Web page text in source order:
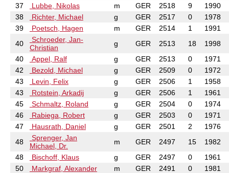
37
Lubbe, Nikolas m GER 2518 9
1990
38
Richter, Michael g GER 2517 0
1978
39
Poetsch, Hagen m GER 2514 1
1991
40
Schroeder, Jan-
Christian
g GER 2513 18
1998
40
Appel, Ralf g GER 2513 0
1971
42
Bezold, Michael g GER 2509 0
1972
43
Levin, Felix g GER 2506 1
1958
43
Rotstein, Arkadij g GER 2506 1
1961
45
Schmaltz, Roland g GER 2504 0
1974
46
Rabiega, Robert g GER 2503 0
1971
47
Hausrath, Daniel g GER 2501 2
1976
48
Sprenger, Jan
Michael, Dr.
m GER 2497 15
1982
48
Bischoff, Klaus g GER 2497 0
1961
50
Markgraf, Alexander m GER 2491 0
1981